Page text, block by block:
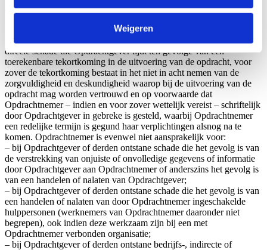
Weigeren
evenredigheid.
12.1 Opdrachtnemer is jegens Opdrachtgever aansprakelijk voor
directe schade die Opdrachtgever lijdt ten gevolge van een
toerekenbare tekortkoming in de uitvoering van de opdracht, voor
zover de tekortkoming bestaat in het niet in acht nemen van de
zorgvuldigheid en deskundigheid waarop bij de uitvoering van de
opdracht mag worden vertrouwd en op voorwaarde dat
Opdrachtnemer – indien en voor zover wettelijk vereist – schriftelijk
door Opdrachtgever in gebreke is gesteld, waarbij Opdrachtnemer
een redelijke termijn is gegund haar verplichtingen alsnog na te
komen. Opdrachtnemer is evenwel niet aansprakelijk voor:
– bij Opdrachtgever of derden ontstane schade die het gevolg is van
de verstrekking van onjuiste of onvolledige gegevens of informatie
door Opdrachtgever aan Opdrachtnemer of anderszins het gevolg is
van een handelen of nalaten van Opdrachtgever;
– bij Opdrachtgever of derden ontstane schade die het gevolg is van
een handelen of nalaten van door Opdrachtnemer ingeschakelde
hulppersonen (werknemers van Opdrachtnemer daaronder niet
begrepen), ook indien deze werkzaam zijn bij een met
Opdrachtnemer verbonden organisatie;
– bij Opdrachtgever of derden ontstane bedrijfs-, indirecte of